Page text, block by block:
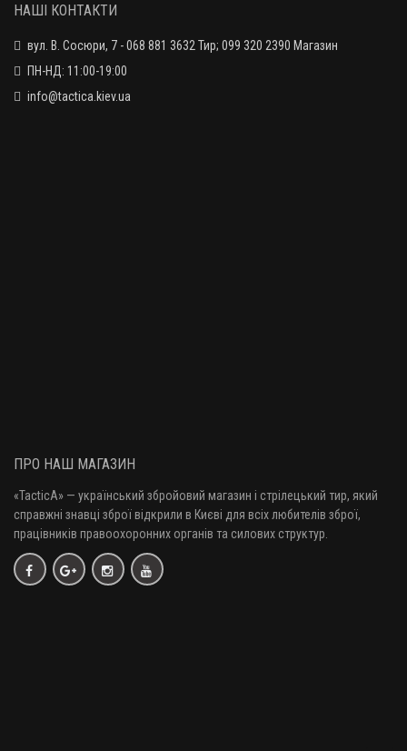
НАШІ КОНТАКТИ
вул. В. Сосюри, 7 - 068 881 3632 Тир; 099 320 2390 Магазин
ПН-НД: 11:00-19:00
info@tactica.kiev.ua
ПРО НАШ МАГАЗИН
«TacticA» — український збройовий магазин і стрілецький тир, який
справжні знавці зброї відкрили в Києві для всіх любителів зброї,
працівників правоохоронних органів та силових структур.